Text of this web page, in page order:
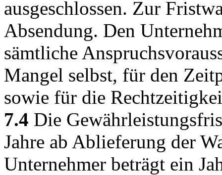
ausgeschlossen. Zur
Absendung. Den
sämtliche
Mangel selbst, für den
sowie für die
7.4 Die
Jahre ab Ablieferung der
Unternehmer beträgt ein